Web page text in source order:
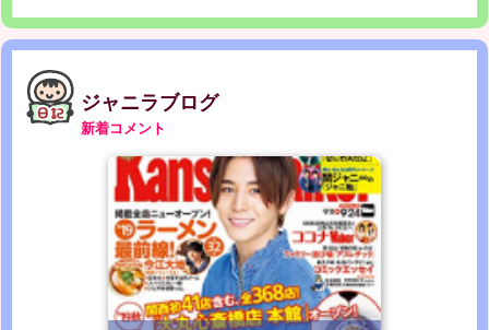
ジャニラブログ
新着コメント